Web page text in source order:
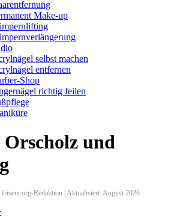
Make-up
selbst machen
entfernen
Shop
richtig feilen
und
Redaktion | Aktualisiert: August 2026